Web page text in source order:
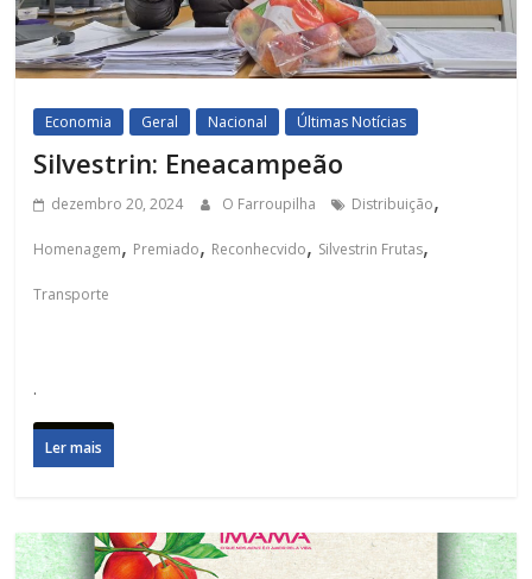
Economia Geral Nacional Últimas Notícias
Silvestrin: Eneacampeão
dezembro 20, 2024 O Farroupilha Distribuição,
Homenagem, Premiado, Reconhecvido, Silvestrin Frutas,
Transporte
.
Ler mais